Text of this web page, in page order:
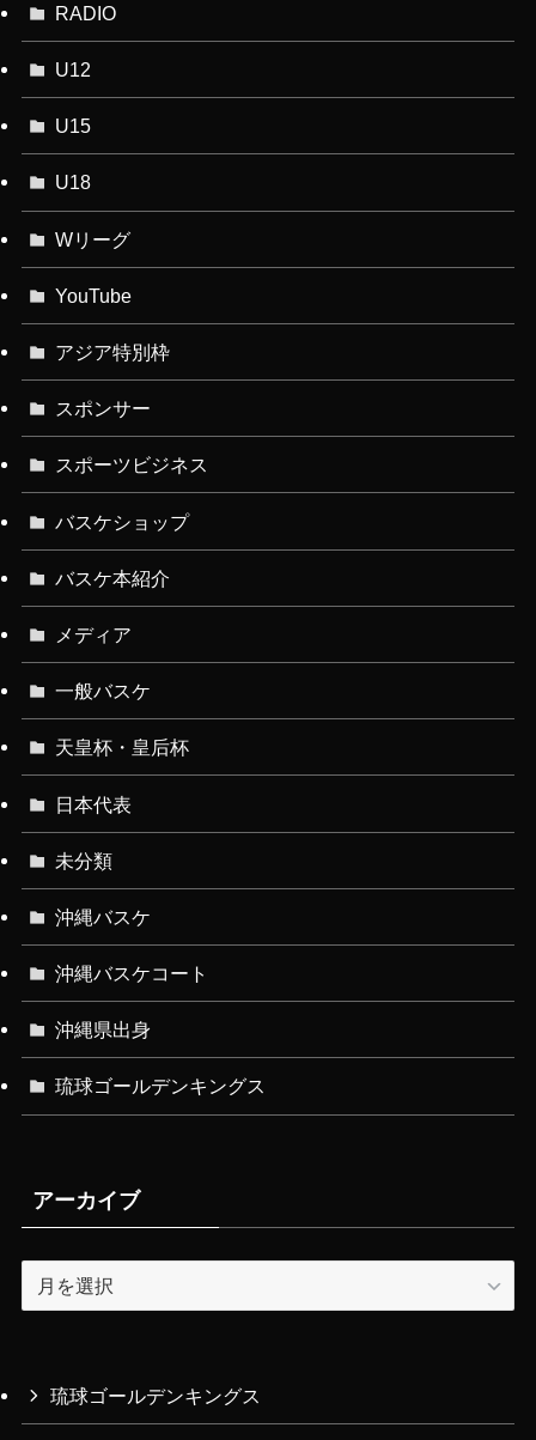
RADIO
U12
U15
U18
Wリーグ
YouTube
アジア特別枠
スポンサー
スポーツビジネス
バスケショップ
バスケ本紹介
メディア
一般バスケ
天皇杯・皇后杯
日本代表
未分類
沖縄バスケ
沖縄バスケコート
沖縄県出身
琉球ゴールデンキングス
アーカイブ
ー
ブ
琉球ゴールデンキングス